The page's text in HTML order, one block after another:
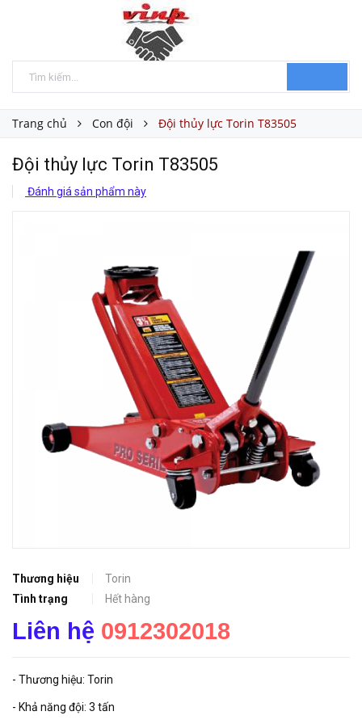
Trang chủ Con đội Đội thủy lực Torin T83505
Đội thủy lực Torin T83505
Đánh giá sản phẩm này
Thương hiệu
Torin
Tình trạng
Hết hàng
Liên hệ 0912302018
- Thương hiệu: Torin
- Khả năng đội: 3 tấn